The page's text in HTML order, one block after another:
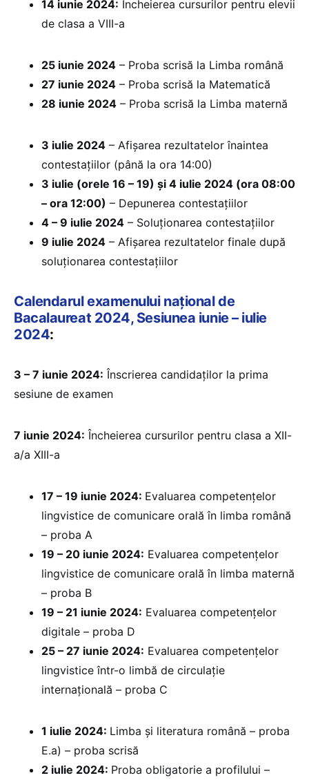
14 iunie 2024: Încheierea cursurilor pentru elevii
de clasa a VIII-a
25 iunie 2024 – Proba scrisă la Limba română
27 iunie 2024 – Proba scrisă la Matematică
28 iunie 2024 – Proba scrisă la Limba maternă
3 iulie 2024 – Afișarea rezultatelor înaintea
contestațiilor (până la ora 14:00)
3 iulie (orele 16 – 19) și 4 iulie 2024 (ora 08:00
– ora 12:00) – Depunerea contestațiilor
4 – 9 iulie 2024 – Soluționarea contestațiilor
9 iulie 2024 – Afișarea rezultatelor finale după
soluționarea contestațiilor
Calendarul examenului național de
Bacalaureat 2024, Sesiunea iunie – iulie
2024:
3 – 7 iunie 2024: Înscrierea candidaților la prima
sesiune de examen
7 iunie 2024: Încheierea cursurilor pentru clasa a XII-
a/a XIII-a
17 – 19 iunie 2024: Evaluarea competențelor
lingvistice de comunicare orală în limba română
– proba A
19 – 20 iunie 2024: Evaluarea competențelor
lingvistice de comunicare orală în limba maternă
– proba B
19 – 21 iunie 2024: Evaluarea competențelor
digitale – proba D
25 – 27 iunie 2024: Evaluarea competențelor
lingvistice într-o limbă de circulație
internațională – proba C
1 iulie 2024: Limba și literatura română – proba
E.a) – proba scrisă
2 iulie 2024: Proba obligatorie a profilului –